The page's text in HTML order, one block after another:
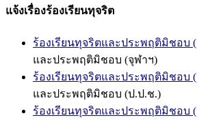
แจ้งเรื่องร้องเรียนทุจริต
ร้องเรียนทุจริตและประพฤติมิชอบ
และประพฤติมิชอบ (จุฬาฯ)
ร้องเรียนทุจริตและประพฤติมิชอบ
และประพฤติมิชอบ (ป.ป.ช.)
ร้องเรียนทุจริตและประพฤติมิชอบ